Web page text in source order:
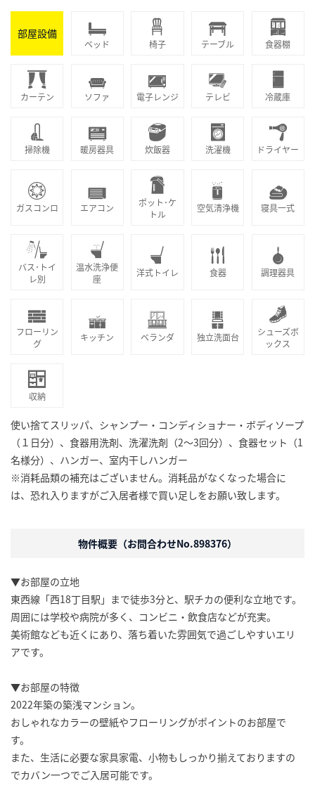
部屋設備
ベッド 椅子 テーブル 食器棚
カーテン ソファ 電子レンジ テレビ 冷蔵庫
掃除機 暖房器具 炊飯器 洗濯機 ドライヤー
ガスコンロ エアコン
ポット･ケ
トル
空気清浄機 寝具一式
バス･トイ
レ別
温水洗浄便
座
洋式トイレ 食器 調理器具
フローリン
グ
キッチン ベランダ 独立洗面台
シューズボ
ックス
収納
使い捨てスリッパ、シャンプー・コンディショナー・ボディソープ
（１日分）、食器用洗剤、洗濯洗剤（2～3回分）、食器セット（1
名様分）、ハンガー、室内干しハンガー
※消耗品類の補充はございません。消耗品がなくなった場合に
は、恐れ入りますがご入居者様で買い足しをお願い致します。
物件概要（お問合わせNo.898376）
▼お部屋の立地
東西線「西18丁目駅」まで徒歩3分と、駅チカの便利な立地です。
周囲には学校や病院が多く、コンビニ・飲食店などが充実。
美術館なども近くにあり、落ち着いた雰囲気で過ごしやすいエリ
アです。
▼お部屋の特徴
2022年築の築浅マンション。
おしゃれなカラーの壁紙やフローリングがポイントのお部屋で
す。
また、生活に必要な家具家電、小物もしっかり揃えておりますの
でカバン一つでご入居可能です。